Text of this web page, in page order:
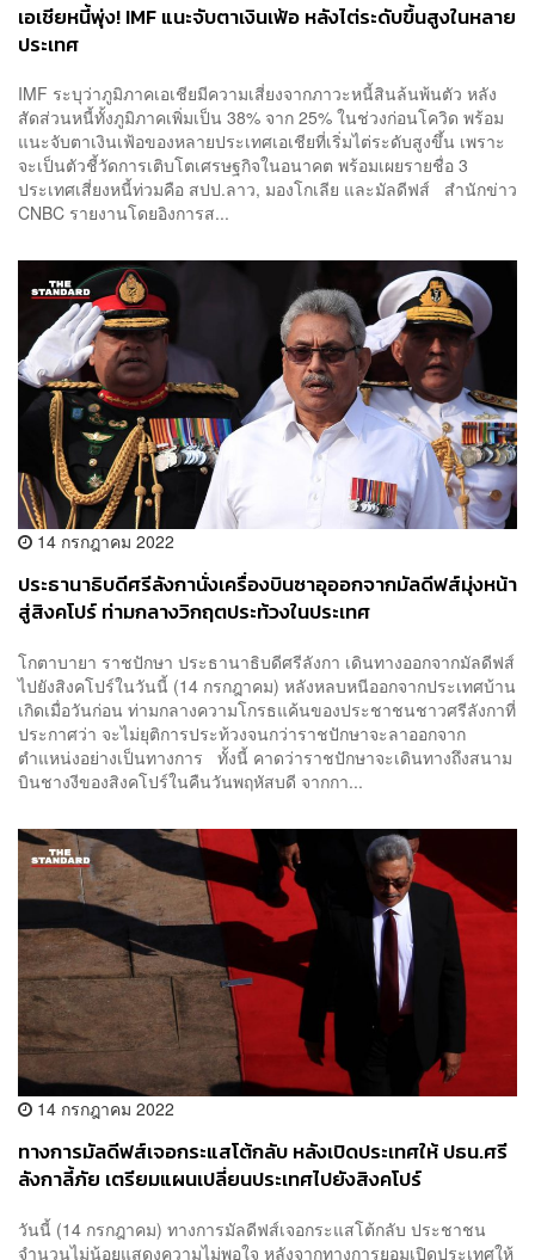
เอเชียหนี้พุ่ง! IMF แนะจับตาเงินเฟ้อ หลังไต่ระดับขึ้นสูงในหลาย
ประเทศ
IMF ระบุว่าภูมิภาคเอเชียมีความเสี่ยงจากภาวะหนี้สินล้นพ้นตัว หลัง
สัดส่วนหนี้ทั้งภูมิภาคเพิ่มเป็น 38% จาก 25% ในช่วงก่อนโควิด พร้อม
แนะจับตาเงินเฟ้อของหลายประเทศเอเชียที่เริ่มไต่ระดับสูงขึ้น เพราะ
จะเป็นตัวชี้วัดการเติบโตเศรษฐกิจในอนาคต พร้อมเผยรายชื่อ 3
ประเทศเสี่ยงหนี้ท่วมคือ สปป.ลาว, มองโกเลีย และมัลดีฟส์ สำนักข่าว
CNBC รายงานโดยอิงการส...
14 กรกฎาคม 2022
ประธานาธิบดีศรีลังกานั่งเครื่องบินซาอุออกจากมัลดีฟส์มุ่งหน้า
สู่สิงคโปร์ ท่ามกลางวิกฤตประท้วงในประเทศ
โกตาบายา ราชปักษา ประธานาธิบดีศรีลังกา เดินทางออกจากมัลดีฟส์
ไปยังสิงคโปร์ในวันนี้ (14 กรกฎาคม) หลังหลบหนีออกจากประเทศบ้าน
เกิดเมื่อวันก่อน ท่ามกลางความโกรธแค้นของประชาชนชาวศรีลังกาที่
ประกาศว่า จะไม่ยุติการประท้วงจนกว่าราชปักษาจะลาออกจาก
ตำแหน่งอย่างเป็นทางการ ทั้งนี้ คาดว่าราชปักษาจะเดินทางถึงสนาม
บินชางงีของสิงคโปร์ในคืนวันพฤหัสบดี จากกา...
14 กรกฎาคม 2022
ทางการมัลดีฟส์เจอกระแสโต้กลับ หลังเปิดประเทศให้ ปธน.ศรี
ลังกาลี้ภัย เตรียมแผนเปลี่ยนประเทศไปยังสิงคโปร์
วันนี้ (14 กรกฎาคม) ทางการมัลดีฟส์เจอกระแสโต้กลับ ประชาชน
จำนวนไม่น้อยแสดงความไม่พอใจ หลังจากทางการยอมเปิดประเทศให้